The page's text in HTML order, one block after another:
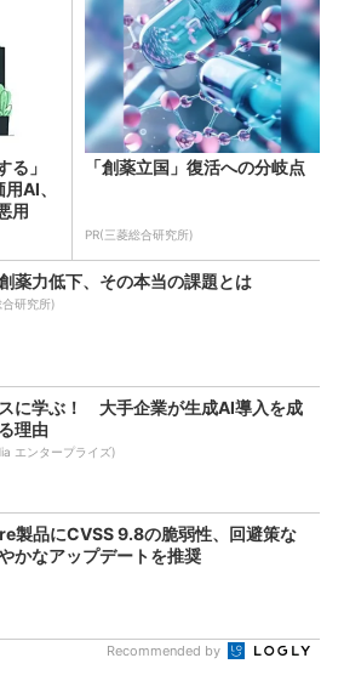
る」
AI、
用
「創薬立国」復活への分岐点
PR(三菱総合研究所)
薬力低下、その本当の課題とは
合研究所)
に学ぶ！ 大手企業が生成AI導入を成
理由
エンタープライズ)
製品にCVSS 9.8の脆弱性、回避策な
かなアップデートを推奨
Recommended by